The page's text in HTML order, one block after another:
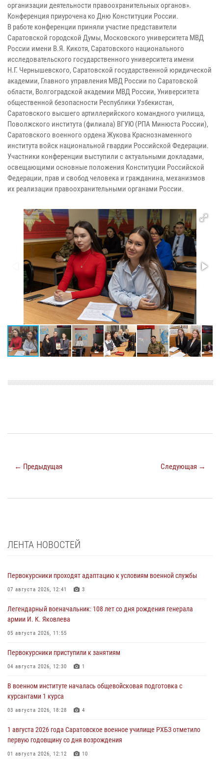
организации деятельности правоохранительных органов».
Конференция приурочена ко Дню Конституции России.
В работе конференции приняли участие представители
Саратовской городской Думы, Московского университета МВД
России имени В.Я. Кикотя, Саратовского национального
исследовательского государственного университета имени
Н.Г. Чернышевского, Саратовской государственной юридической
академии, Главного управления МВД России по Саратовской
области, Волгоградской академии МВД России, Университета
общественной безопасности Республики Узбекистан,
Саратовского высшего артиллерийского командного училища,
Поволжского института (филиала) ВГУЮ (РПА Минюста России),
Саратовского военного ордена Жукова Краснознаменного
института войск национальной гвардии Российской Федерации.
Участники конференции выступили с актуальными докладами,
освещающими основные положения Конституции Российской
Федерации, прав и свобод человека и гражданина, механизмов
их реализации правоохранительными органами России.
← Предыдущая Следующая →
ЛЕНТА НОВОСТЕЙ
Первокурсники проходят адаптацию к условиям военной службы
07 августа 2026, 12:41 3
Легендарный военачальник: 108 лет со дня рождения генерала
армии И. К. Яковлева
05 августа 2026, 11:55
Первокурсники приступили к занятиям
04 августа 2026, 12:30 1
В военном институте началась общевойсковая подготовка с
курсантами 1 курса
03 августа 2026, 18:28 4
1 августа 2026 года Саратовское военное училище РХБЗ отметило
первую годовщину со дня возрождения
01 августа 2026, 12:12 10